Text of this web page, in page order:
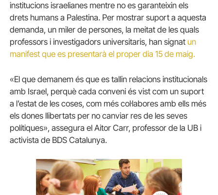
institucions israelianes mentre no es garanteixin els
drets humans a Palestina. Per mostrar suport a aquesta
demanda, un miler de persones, la meitat de les quals
professors i investigadors universitaris, han signat un
manifest que es presentarà el proper dia 15 de maig.
«El que demanem és que es tallin relacions institucionals
amb Israel, perquè cada conveni és vist com un suport
a l’estat de les coses, com més col·labores amb ells més
els dones llibertats per no canviar res de les seves
polítiques», assegura el Aitor Carr, professor de la UB i
activista de BDS Catalunya.